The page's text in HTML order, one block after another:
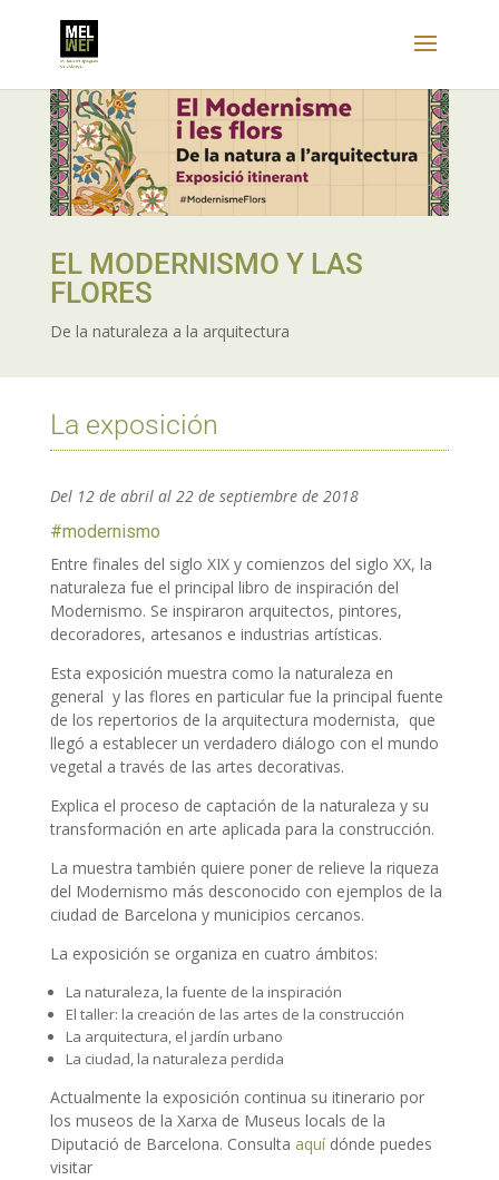
EL MODERNISMO Y LAS
FLORES
De la naturaleza a la arquitectura
La exposición
Del 12 de abril al 22 de septiembre de 2018
#modernismo
Entre finales del siglo XIX y comienzos del siglo XX, la
naturaleza fue el principal libro de inspiración del
Modernismo. Se inspiraron arquitectos, pintores,
decoradores, artesanos e industrias artísticas.
Esta exposición muestra como la naturaleza en
general y las flores en particular fue la principal fuente
de los repertorios de la arquitectura modernista, que
llegó a establecer un verdadero diálogo con el mundo
vegetal a través de las artes decorativas.
Explica el proceso de captación de la naturaleza y su
transformación en arte aplicada para la construcción.
La muestra también quiere poner de relieve la riqueza
del Modernismo más desconocido con ejemplos de la
ciudad de Barcelona y municipios cercanos.
La exposición se organiza en cuatro ámbitos:
La naturaleza, la fuente de la inspiración
El taller: la creación de las artes de la construcción
La arquitectura, el jardín urbano
La ciudad, la naturaleza perdida
Actualmente la exposición continua su itinerario por
los museos de la Xarxa de Museus locals de la
Diputació de Barcelona. Consulta aquídónde puedes
visitar